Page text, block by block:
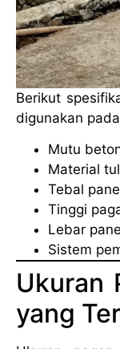
Berikut
digunakan
Mutu
Material
Tebal
Tinggi
Lebar
Sistem
Ukuran
yang